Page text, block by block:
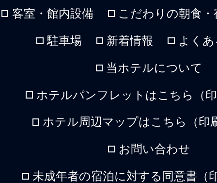
客室・館内設備 こだわりの朝食
駐車場 新着情報 よく
当ホテルについて
ホテルパンフレットはこちら（
ホテル周辺マップはこちら（印
お問い合わせ
未成年者の宿泊に対する同意書（